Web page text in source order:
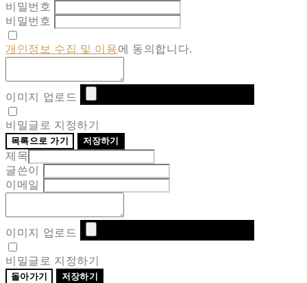
비밀번호
비밀번호
개인정보 수집 및 이용에 동의합니다.
이미지 업로드
비밀글로 지정하기
목록으로 가기 저장하기
제목
글쓴이
이메일
이미지 업로드
비밀글로 지정하기
돌아가기 저장하기